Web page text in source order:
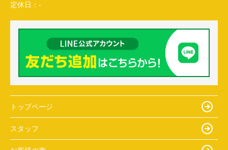
定休日： -
トップページ
スタッフ